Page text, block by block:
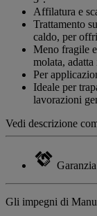
Affilatura e
Trattamento
caldo, per
Meno fragile
molata,
Per
Ideale per
lavorazioni
Vedi descrizione
Gli impegni di